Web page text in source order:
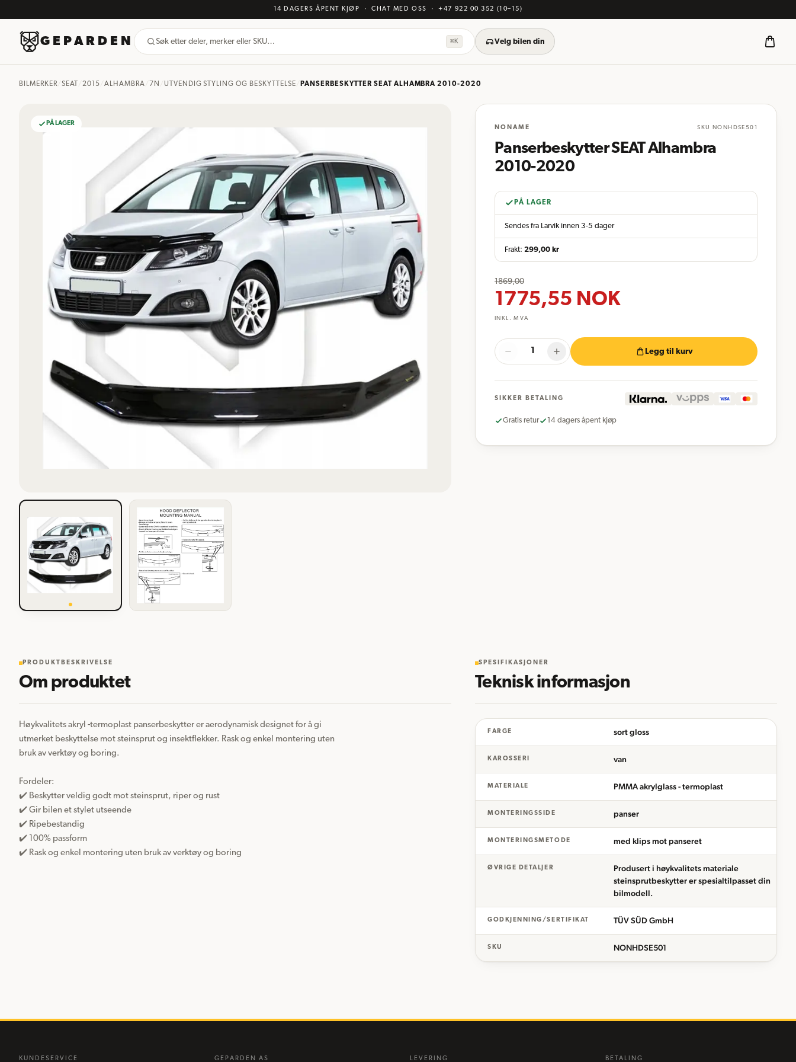
14 DAGERS ÅPENT KJØP · CHAT MED OSS ·+47 922 00 352 (10–15)
GEPARDEN Søk etter deler, merker eller SKU… ⌘K Velg bilen din
BILMERKER/ SEAT /2015 /ALHAMBRA 7N UTVENDIG STYLING OG BESKYTTELSE PANSERBESKYTTER SEAT ALHAMBRA 2010-2020
PÅ LAGER
NONAME SKU NONHDSE501
Panserbeskytter SEAT Alhambra
2010-2020
PÅ LAGER
Sendes fra Larvik innen 3-5 dager
Frakt: 299,00 kr
1869,00
1775,55 NOK
INKL. MVA
Legg til kurv
SIKKER BETALING
Gratis retur 14 dagers åpent kjøp
PRODUKTBESKRIVELSE
Om produktet
Høykvalitets akryl -termoplast panserbeskytter er aerodynamisk designet for å gi
utmerket beskyttelse mot steinsprut og insektflekker. Rask og enkel montering uten
bruk av verktøy og boring.
Fordeler:
✔️ Beskytter veldig godt mot steinsprut, riper og rust
✔️ Gir bilen et stylet utseende
✔️ Ripebestandig
✔️ 100% passform
✔️ Rask og enkel montering uten bruk av verktøy og boring
SPESIFIKASJONER
Teknisk informasjon
FARGE sort gloss
KAROSSERI van
MATERIALE PMMA akrylglass - termoplast
MONTERINGSSIDE panser
MONTERINGSMETODE med klips mot panseret
ØVRIGE DETALJER
Produsert i høykvalitets materiale
steinsprutbeskytter er spesialtilpasset din
bilmodell.
GODKJENNING/SERTIFIKAT TÜV SÜD GmbH
SKU NONHDSE501
KUNDESERVICE GEPARDEN AS LEVERING BETALING